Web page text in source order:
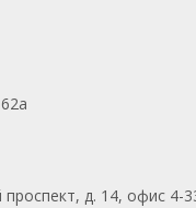
д. 14, офис 4-